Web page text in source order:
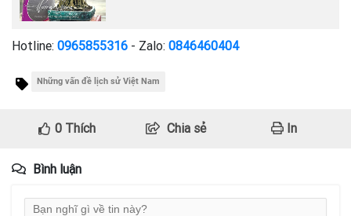
Hotline: 0965855316 - Zalo: 0846460404
Những vấn đề lịch sử Việt Nam
0Thích Chia sẻ In
Bình luận